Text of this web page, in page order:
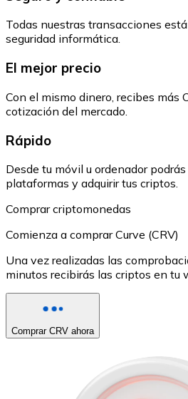
Todas nuestras transacciones
seguridad informática.
El mejor precio
Con el mismo dinero, recibes más
cotización del mercado.
Rápido
Desde tu móvil u ordenador
plataformas y adquirir tus criptos.
Comprar criptomonedas
Comienza a comprar Curve (CRV)
Una vez realizadas las
minutos recibirás las criptos en tu
Comprar CRV ahora